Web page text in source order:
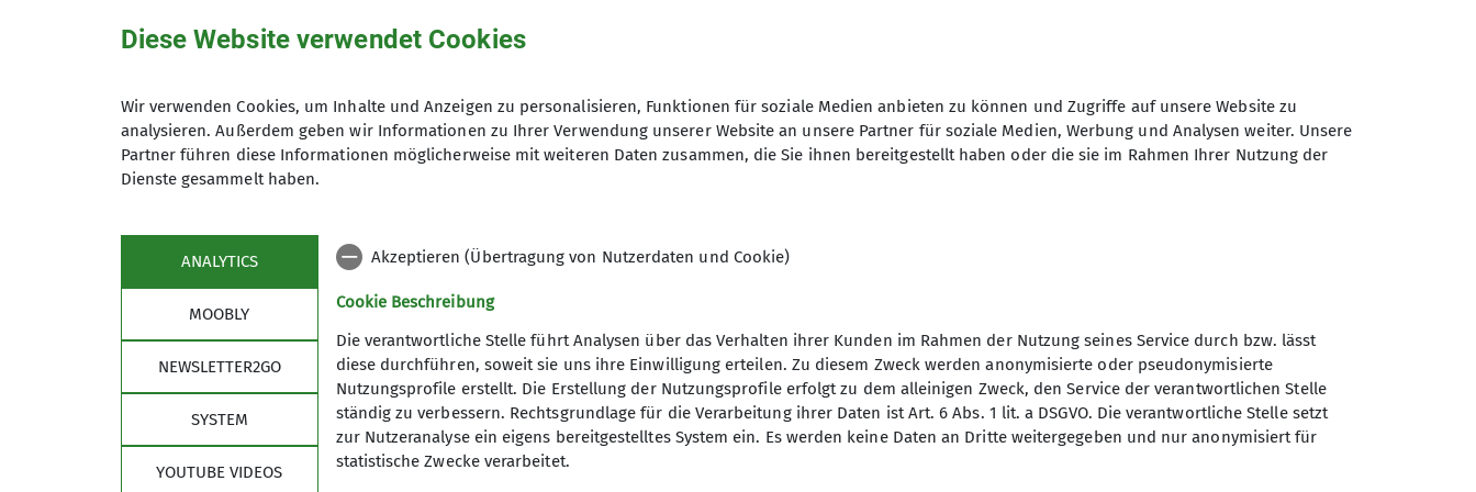
83646 Bad Tölz
Preis
Maximale Teilnehmeranzahl 9
Unsere Gamshütte
Kletterzentrum Obb. Süd Bad Tölz
Unsere Sektion
Unser Programm
Sektion Otterfing des
Deutschen Alpenvereins e.V.
Nordsiedlung 12
Diese Website verwendet Cookies
Wir verwenden Cookies, um Inhalte und Anzeigen zu personalisieren, Funktionen für soziale Medien anbieten zu können und Zugriffe auf unsere Website zu
analysieren. Außerdem geben wir Informationen zu Ihrer Verwendung unserer Website an unsere Partner für soziale Medien, Werbung und Analysen weiter. Unsere
Partner führen diese Informationen möglicherweise mit weiteren Daten zusammen, die Sie ihnen bereitgestellt haben oder die sie im Rahmen Ihrer Nutzung der
Dienste gesammelt haben.
ANALYTICS
MOOBLY
NEWSLETTER2GO
SYSTEM
YOUTUBE VIDEOS
Akzeptieren (Übertragung von Nutzerdaten und Cookie)
Cookie Beschreibung
Die verantwortliche Stelle führt Analysen über das Verhalten ihrer Kunden im Rahmen der Nutzung seines Service durch bzw. lässt
diese durchführen, soweit sie uns ihre Einwilligung erteilen. Zu diesem Zweck werden anonymisierte oder pseudonymisierte
Nutzungsprofile erstellt. Die Erstellung der Nutzungsprofile erfolgt zu dem alleinigen Zweck, den Service der verantwortlichen Stelle
ständig zu verbessern. Rechtsgrundlage für die Verarbeitung ihrer Daten ist Art. 6 Abs. 1 lit. a DSGVO. Die verantwortliche Stelle setzt
zur Nutzeranalyse ein eigens bereitgestelltes System ein. Es werden keine Daten an Dritte weitergegeben und nur anonymisiert für
statistische Zwecke verarbeitet.